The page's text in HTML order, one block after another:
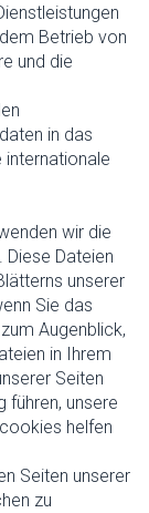
Betrieb von
und die
in das
internationale
wir die
Dateien
unserer
Sie das
Augenblick,
in Ihrem
Seiten
führen, unsere
helfen
Seiten unserer
zu